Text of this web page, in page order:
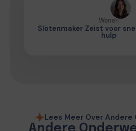
Wonen
Slotenmaker Zeist voor
hulp
Lees Meer Over Andere